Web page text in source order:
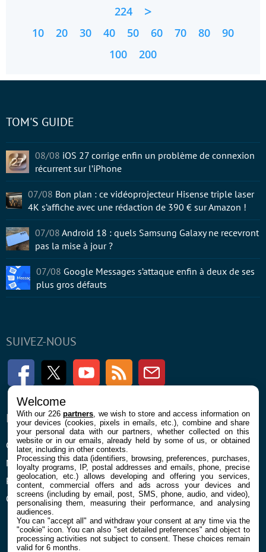
224
>
10 20 30 40 50 60 70 80
90
100
200
SUIVEZ-NOUS
FacebookTwitter Youtube RSS Newsletter
ENTREPRISE
Confidentialité et Cookies
Mentions légales et CGU
Préférences Cookies
Qui sommes nous
À PROPOS
Contact
TOM'S GUIDE
08/08 iOS 27 corrige enfin un problème de connexion
récurrent sur l’iPhone
07/08 Bon plan : ce vidéoprojecteur Hisense triple laser
4K s’affiche avec une rédaction de 390 € sur Amazon !
07/08 Android 18 : quels Samsung Galaxy ne recevront
pas la mise à jour ?
07/08 Google Messages s’attaque enfin à deux de ses
plus gros défauts
Welcome
With our 226partners , we wish to store and access information on
your devices (cookies, pixels in emails, etc.), combine and share
your personal data with our partners, whether collected on this
website or in our emails, already held by some of us, or obtained
later, including in other contexts.
Processing this data (identifiers, browsing, preferences, purchases,
loyalty programs, IP, postal addresses and emails, phone, precise
geolocation, etc.) allows developing and offering you services,
content, commercial offers and ads across your devices and
screens (including by email, post, SMS, phone, audio, and video),
personalising them, measuring their performance, and analysing
audiences.
You can "accept all" and withdraw your consent at any time via the
"cookie" icon. You can also "set detailed preferences" and object to
processing activities not subject to consent. These choices remain
valid for 6 months.